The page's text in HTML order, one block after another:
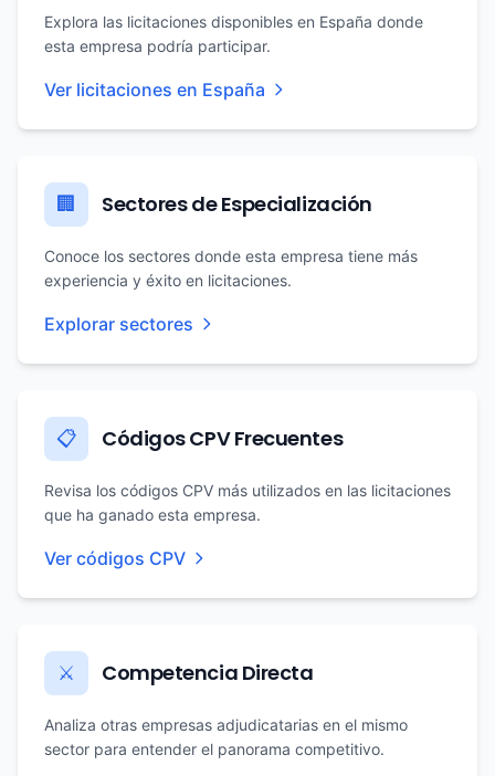
Explora las licitaciones disponibles en España donde
esta empresa podría participar.
Ver licitaciones en España
🏢 Sectores de Especialización
Conoce los sectores donde esta empresa tiene más
experiencia y éxito en licitaciones.
Explorar sectores
📋 Códigos CPV Frecuentes
Revisa los códigos CPV más utilizados en las licitaciones
que ha ganado esta empresa.
Ver códigos CPV
⚔️ Competencia Directa
Analiza otras empresas adjudicatarias en el mismo
sector para entender el panorama competitivo.